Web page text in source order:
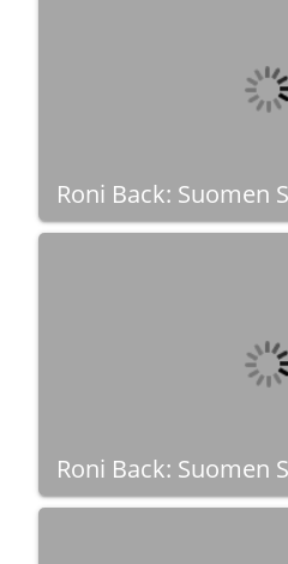
Roni Back: Suomen
Roni Back: Suomen